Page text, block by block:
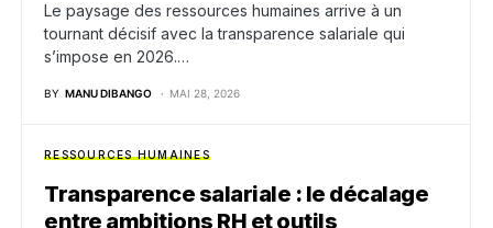
Le paysage des ressources humaines arrive à un
tournant décisif avec la transparence salariale qui
s’impose en 2026.…
BY MANU DIBANGO MAI 28, 2026
RESSOURCES HUMAINES
Transparence salariale : le décalage
entre ambitions RH et outils